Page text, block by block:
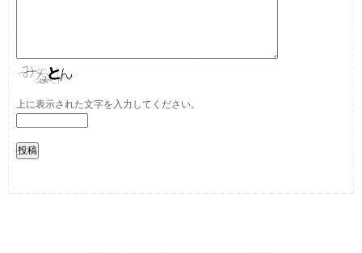
上に表示された文字を入力してください。